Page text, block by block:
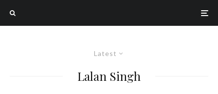
Latest
Lalan Singh